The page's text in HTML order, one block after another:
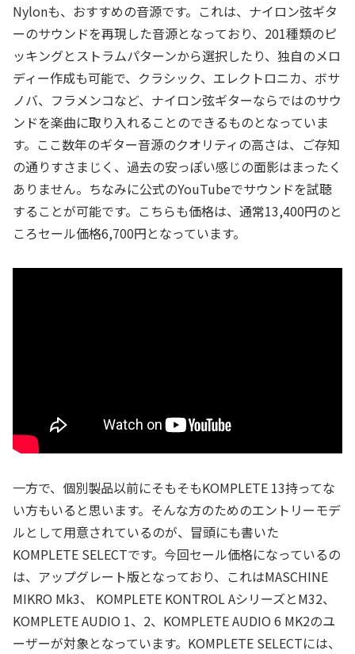
Nylonも、おすすめの音源です。これは、ナイロン弦ギタ
ーのサウンドを再現した音源となっており、201種類のピ
ッキングとストラムパターンから選択したり、独自のメロ
ディー作成も可能で、クラシック、エレクトロニカ、ボサ
ノバ、フラメンコなど、ナイロン弦ギターならではのサウ
ンドを楽曲に取り入れることのできるものとなっていま
す。ここ数年のギター音源のクオリティの高さは、ご存知
の通りすさまじく、過去の安っぽい感じの面影はまったく
ありません。ちなみに公式のYouTubeでサウンドを試聴
することが可能です。こちらも価格は、通常13,400円のと
ころセール価格6,700円となっています。
一方で、個別製品以前にそもそもKOMPLETE 13持ってな
い方もいると思います。そんな方のためのエントリーモデ
ルとして用意されているのが、冒頭にも書いた
KOMPLETE SELECTです。今回セール価格になっているの
は、アップグレート版となっており、これはMASCHINE
MIKRO Mk3、 KOMPLETE KONTROL AシリーズとM32、
KOMPLETE AUDIO 1、2、KOMPLETE AUDIO 6 MK2のユ
ーザーが対象となっています。KOMPLETE SELECTには、